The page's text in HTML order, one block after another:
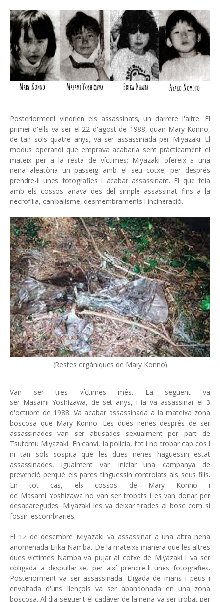
Posteriorment vindrien els assassinats, un darrere l'altre. El
primer d'ells va ser el 22 d'agost de 1988, quan Mary Konno,
de tan sols quatre anys, va ser assassinada per Miyazaki. El
modus operandi que emprava acabaria sent pràcticament el
mateix per a la resta de víctimes: Miyazaki ofereix a una
nena aleatòria un passeig amb el seu cotxe, per després
prendre-li unes fotografies i acabar assassinant. El que feia
amb els cossos anava des del simple assassinat fins a la
necrofília, canibalisme, desmembraments i incineració.
(Restes orgàniques de Mary Konno)
Van ser tres víctimes més. La següent va
ser Masami Yoshizawa, de set anys, i la va assassinar el 3
d'octubre de 1988. Va acabar assassinada a la mateixa zona
boscosa que Mary Konno. Les dues nenes després de ser
assassinades van ser abusades sexualment per part de
Tsutomu Miyazaki. En canvi, la policia, tot i no trobar cap cos i
ni tan sols sospita que les dues nenes haguessin estat
assassinades, igualment van iniciar una campanya de
prevenció perquè els pares tinguessin controlats als seus fills.
En tot cas, els cossos de Mary Konno i
de Masami Yoshizawa no van ser trobats i es van donar per
desaparegudes. Miyazaki les va deixar tirades al bosc com si
fossin escombraries.
El 12 de desembre Miyazaki va assassinar a una altra nena
anomenada Erika Namba. De la mateixa manera que les altres
dues víctimes Namba va pujar al cotxe de Miyazaki i va ser
obligada a despullar-se, per així prendre-li unes fotografies.
Posteriorment va ser assassinada. Lligada de mans i peus i
envoltada d'uns llençols va ser abandonada en una zona
boscosa. Al dia següent el cadàver de la nena va ser trobat per